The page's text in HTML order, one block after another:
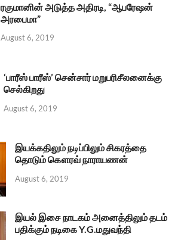
ரகுமானின் அடுத்த அதிரடி, “ஆபரேஷன்
அரபைமா”
August 6, 2019
‘பாரீஸ் பாரீஸ்’ சென்சார் மறுபரிசீலனைக்கு
செல்கிறது
August 6, 2019
இயக்கதிலும் நடிப்பிலும் சிகரத்தை
தொடும் கௌரவ் நாராயணன்
August 6, 2019
இயல் இசை நாடகம் அனைத்திலும் தடம்
பதிக்கும் நடிகை Y.G.மதுவந்தி